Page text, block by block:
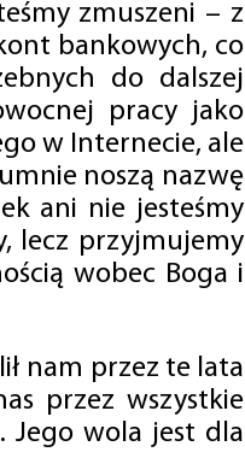
zmuszeni – z
bankowych, co
do dalszej
pracy jako
w Internecie, ale
noszą nazwę
ani nie jesteśmy
lecz przyjmujemy
wobec Boga i
nam przez te lata
przez wszystkie
Jego wola jest dla